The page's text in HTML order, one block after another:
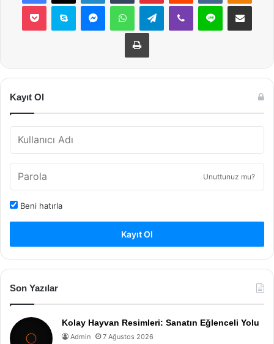
Pocket Skype MessengerWhatsAppTelegramViber Line E-Posta ile
Yazdır
Kayıt Ol
Unuttunuz mu?
Beni hatırla
Kayıt Ol
Son Yazılar
Kolay Hayvan Resimleri: Sanatın Eğlenceli Yolu
Admin 7 Ağustos 2026